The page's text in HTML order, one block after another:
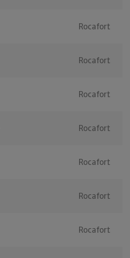
Rocafort
Rocafort
Rocafort
Rocafort
Rocafort
Rocafort
Rocafort